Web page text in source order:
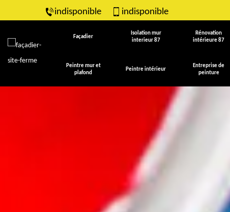
indisponible indisponible
Façadier
Isolation mur
interieur 87
Rénovation
intérieure 87
Peintre mur et
plafond
Peintre intérieur
Entreprise de
peinture